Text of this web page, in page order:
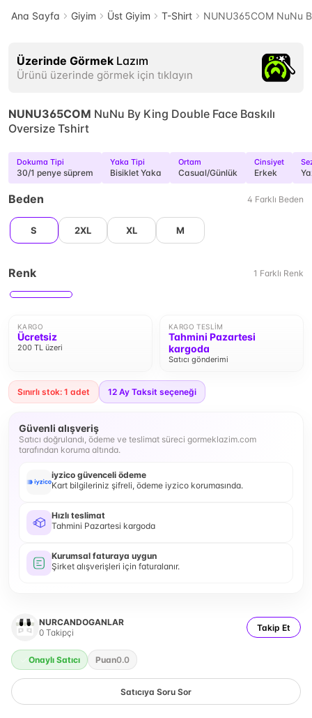
Ana Sayfa Giyim Üst Giyim T-Shirt NUNU365COM NuNu
Üzerinde Görmek Lazım
Ürünü üzerinde görmek için tıklayın
NUNU365COM NuNu By King Double Face Baskılı
Oversize Tshirt
Dokuma Tipi
30/1 penye süprem
Yaka Tipi
Bisiklet Yaka
Ortam
Casual/Günlük
Cinsiyet
Erkek
Beden 4 Farklı Beden
S 2XL XL M
Renk 1 Farklı Renk
KARGO
Ücretsiz
200 TL üzeri
KARGO TESLIM
Tahmini Pazartesi
kargoda
Satıcı gönderimi
Sınırlı stok: 1 adet 12 Ay Taksit seçeneği
Güvenli alışveriş
Satıcı doğrulandı, ödeme ve teslimat süreci gormeklazim.com
tarafından koruma altında.
iyzico güvenceli ödeme
Kart bilgileriniz şifreli, ödeme iyzico korumasında.
Hızlı teslimat
Tahmini Pazartesi kargoda
Kurumsal faturaya uygun
Şirket alışverişleri için faturalanır.
NURCANDOGANLAR
0 Takipçi Takip Et
Onaylı Satıcı Puan0.0
Satıcıya Soru Sor